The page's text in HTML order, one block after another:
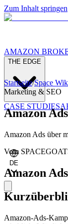
Zum Inhalt springen
AMAZON
THE EDGE
CASE STUDIES
DE
Startseite/Space
Marketing & SEO
Amazon
Amazon Ads über
Vom
Amazon
Amazon-Ads-